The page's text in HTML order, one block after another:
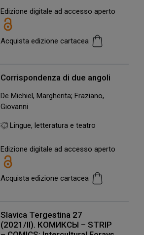
Edizione digitale ad accesso aperto
Acquista edizione cartacea
Corrispondenza di due angoli
De Michiel, Margherita; Fraziano,
Giovanni
Lingue, letteratura e teatro
Edizione digitale ad accesso aperto
Acquista edizione cartacea
Slavica Tergestina 27
(2021/II). КОМИКСЫ – STRIP